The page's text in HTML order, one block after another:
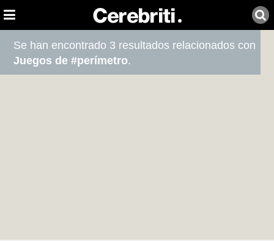
Se han encontrado 3 resultados relacionados con
Juegos de #perímetro.